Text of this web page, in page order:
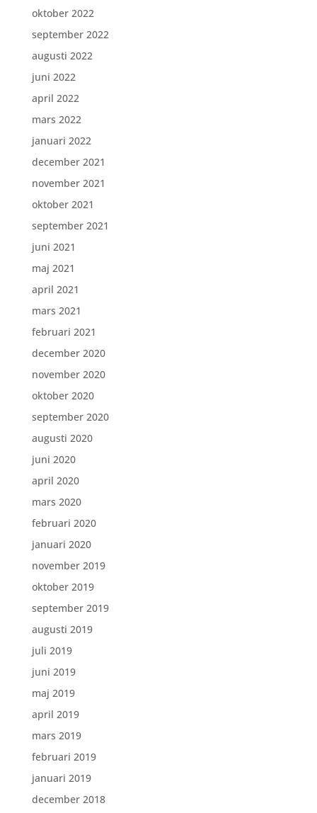
oktober 2022
september 2022
augusti 2022
juni 2022
april 2022
mars 2022
januari 2022
december 2021
november 2021
oktober 2021
september 2021
juni 2021
maj 2021
april 2021
mars 2021
februari 2021
december 2020
november 2020
oktober 2020
september 2020
augusti 2020
juni 2020
april 2020
mars 2020
februari 2020
januari 2020
november 2019
oktober 2019
september 2019
augusti 2019
juli 2019
juni 2019
maj 2019
april 2019
mars 2019
februari 2019
januari 2019
december 2018